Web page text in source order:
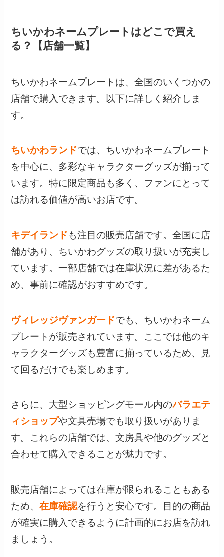
ちいかわネームプレートはどこで買え
る？【店舗一覧】
ちいかわネームプレートは、全国のいくつかの
店舗で購入できます。以下に詳しく紹介しま
す。
ちいかわランドでは、ちいかわネームプレート
を中心に、多彩なキャラクターグッズが揃って
います。特に限定商品も多く、ファンにとって
は訪れる価値が高いお店です。
キデイランドも注目の販売店舗です。全国に店
舗があり、ちいかわグッズの取り扱いが充実し
ています。一部店舗では在庫状況に差があるた
め、事前に確認がおすすめです。
ヴィレッジヴァンガードでも、ちいかわネーム
プレートが販売されています。ここでは他のキ
ャラクターグッズも豊富に揃っているため、見
て回るだけでも楽しめます。
さらに、大型ショッピングモール内のバラエテ
ィショップや文具売場でも取り扱いがありま
す。これらの店舗では、文房具や他のグッズと
合わせて購入できることが魅力です。
販売店舗によっては在庫が限られることもある
ため、在庫確認を行うと安心です。目的の商品
が確実に購入できるように計画的にお店を訪れ
ましょう。